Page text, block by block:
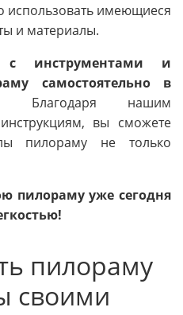
использовать имеющиеся
и материалы.
с инструментами и
самостоятельно в
Благодаря нашим
вы сможете
пилораму не только
пилораму уже сегодня
пилораму
своими